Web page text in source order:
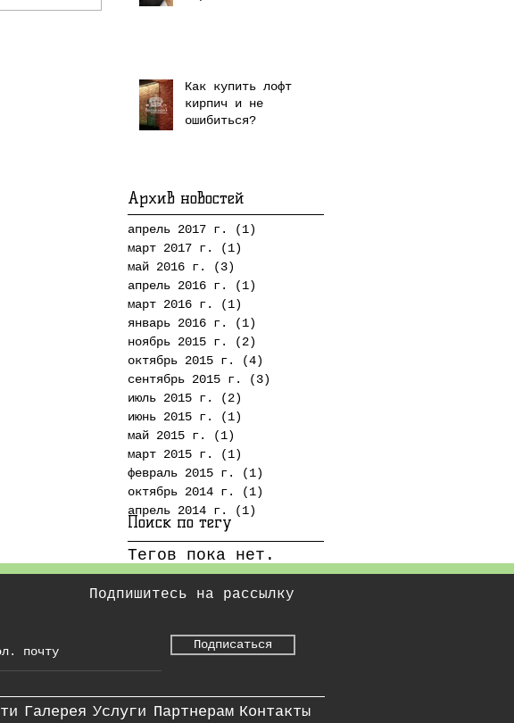
Как купить лофт
кирпич и не
ошибиться?
Архив новостей
Поиск по тегу
апрель 2017 г. (1)
март 2017 г.
(1)
май 2016 г.
(3)
апрель 2016 г.
(1)
март 2016 г.
(1)
январь 2016 г.
(1)
ноябрь 2015 г.
(2)
октябрь 2015 г.
(4)
сентябрь 2015 г.
(3)
июль 2015 г.
(2)
июнь 2015 г.
(1)
май 2015 г.
(1)
март 2015 г.
(1)
февраль 2015 г.
(1)
октябрь 2014 г.
(1)
апрель 2014 г.
(1)
Тегов пока нет.
Подпишитесь на рассылку
Подписаться
Галерея Услуги Партнерам Контакты